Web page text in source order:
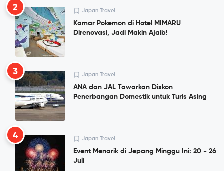
2 Japan Travel
Kamar Pokemon di Hotel MIMARU
Direnovasi, Jadi Makin Ajaib!
3 Japan Travel
ANA dan JAL Tawarkan Diskon
Penerbangan Domestik untuk Turis Asing
4 Japan Travel
Event Menarik di Jepang Minggu Ini: 20 - 26
Juli